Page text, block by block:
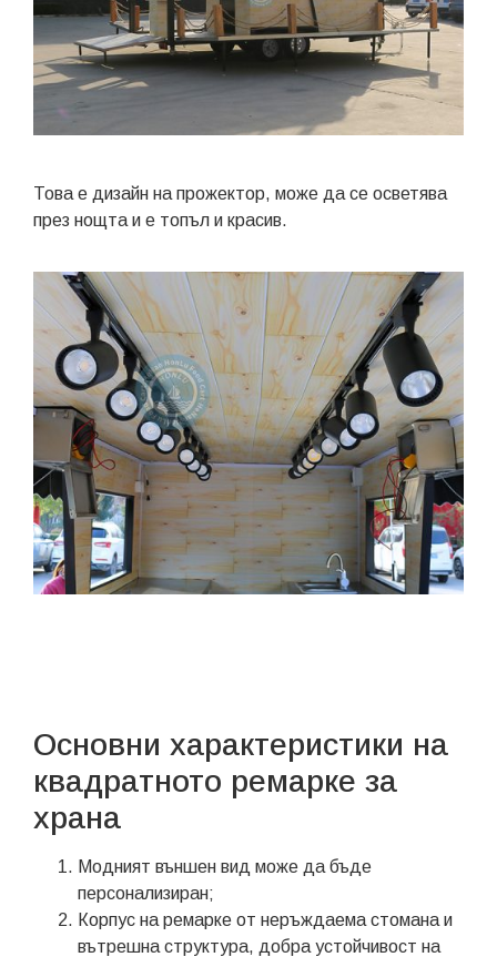
Това е дизайн на прожектор, може да се осветява
през нощта и е топъл и красив.
Основни характеристики на
квадратното ремарке за
храна
Модният външен вид може да бъде
персонализиран;
Корпус на ремарке от неръждаема стомана и
вътрешна структура, добра устойчивост на